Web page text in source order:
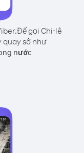
Để gọi Chi-lê
quay số như
nước